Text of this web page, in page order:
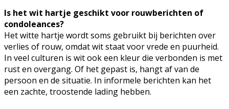
Is het wit hartje geschikt voor rouwberichten of
condoleances?
Het witte hartje wordt soms gebruikt bij berichten over
verlies of rouw, omdat wit staat voor vrede en puurheid.
In veel culturen is wit ook een kleur die verbonden is met
rust en overgang. Of het gepast is, hangt af van de
persoon en de situatie. In informele berichten kan het
een zachte, troostende lading hebben.